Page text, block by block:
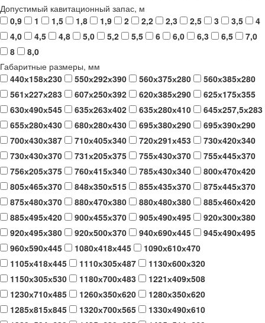
Допустимый кавитационный запас, м
0,9
1 1,5 1,8 1,9 2 2,2 2,3 2,5 3 3,5
4
4,0
4,5 4,8 5,0 5,2 5,5 6 6,0 6,3 6,5
7,0
8
8,0
Габаритные размеры, мм
440х158х230
550х292х390 560х375х280
560х385х280
561х227х283
607х250х392 620х385х290
625х175х355
630х490х545
635х263х402 635х280х410
645х257,5х283
655х280х430
680х280х430 695х380х290
695х390х290
700х430х387
710х405х340 720х291х453
730х420х340
730х430х370
731х205х375 755х430х370
755х445х370
756х205х375
760х415х340 785х430х340
800х470х420
805х465х370
848х350х515 855х435х370
875х445х370
875х480х370
880х470х380 880х480х380
885х460х420
885х495х420
900х455х370 905х490х495
920х300х380
920х495х380
920х500х370 940х690х445
945х490х495
960х590х445
1080х418х445
1090х610х470
1105х418х445
1110х305х487
1130х600х320
1150х305х530
1180х700х483
1221х409х508
1230х710х485
1260х350х620
1280х350х620
1285х815х845
1320х700х565
1330х490х610